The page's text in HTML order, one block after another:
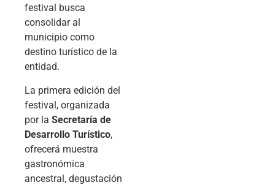
festival busca
consolidar al
municipio como
destino turístico de la
entidad.
La primera edición del
festival, organizada
por la Secretaría de
Desarrollo Turístico,
ofrecerá muestra
gastronómica
ancestral, degustación